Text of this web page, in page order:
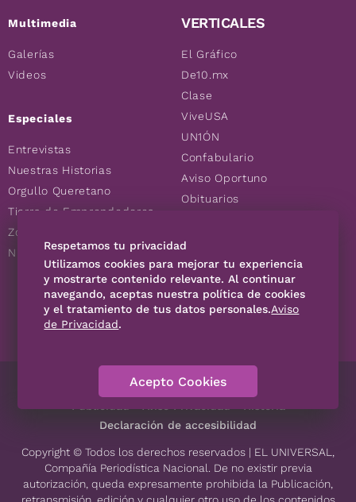
Multimedia
Galerías
Videos
Especiales
Entrevistas
Nuestras Historias
Orgullo Queretano
Tierra de Emprendedores
Zoociales
Nuevos Queretanos
VERTICALES
El Gráfico
De10.mx
Clase
ViveUSA
UN1ÓN
Confabulario
Aviso Oportuno
Obituarios
Consultas
SÍGUENOS
Contáctanos Código de Ética
Declaración de accesibilidad
Copyright © Todos los derechos reservados | EL UNIVERSAL,
Compañía Periodística Nacional. De no existir previa
autorización, queda expresamente prohibida la Publicación,
retransmisión, edición y cualquier otro uso de los contenidos
Respetamos tu privacidad
Utilizamos cookies para mejorar tu experiencia
y mostrarte contenido relevante. Al continuar
navegando, aceptas nuestra política de cookies
y el tratamiento de tus datos personales.Aviso
de Privacidad.
Acepto Cookies